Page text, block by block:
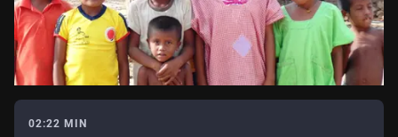
02:22 MIN